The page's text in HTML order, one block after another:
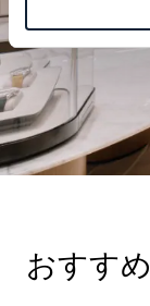
おすすめ